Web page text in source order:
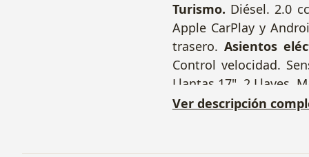
Turismo. Diésel. 2.0
Apple CarPlay y
trasero. Asientos
Control velocidad.
Llantas 17". 2 Llaves.
Ver descripción